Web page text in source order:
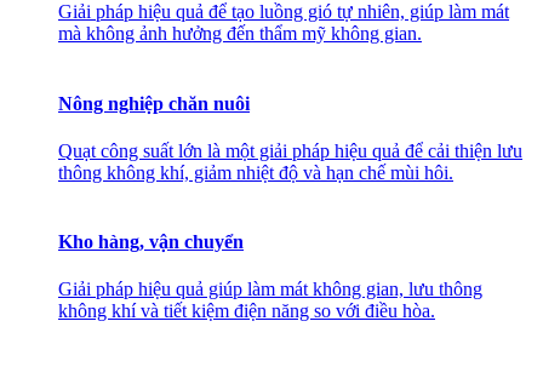
Giải pháp hiệu quả để tạo luồng gió tự nhiên, giúp làm mát
mà không ảnh hưởng đến thẩm mỹ không gian.
Nông nghiệp chăn nuôi
Quạt công suất lớn là một giải pháp hiệu quả để cải thiện lưu
thông không khí, giảm nhiệt độ và hạn chế mùi hôi.
Kho hàng, vận chuyển
Giải pháp hiệu quả giúp làm mát không gian, lưu thông
không khí và tiết kiệm điện năng so với điều hòa.